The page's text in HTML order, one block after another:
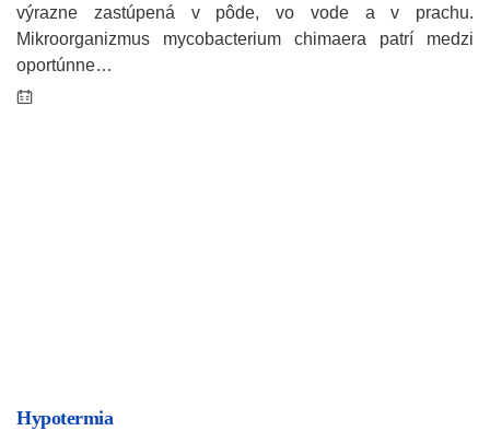
výrazne zastúpená v pôde, vo vode a v prachu.
Mikroorganizmus mycobacterium chimaera patrí medzi
oportúnne…
Hypotermia